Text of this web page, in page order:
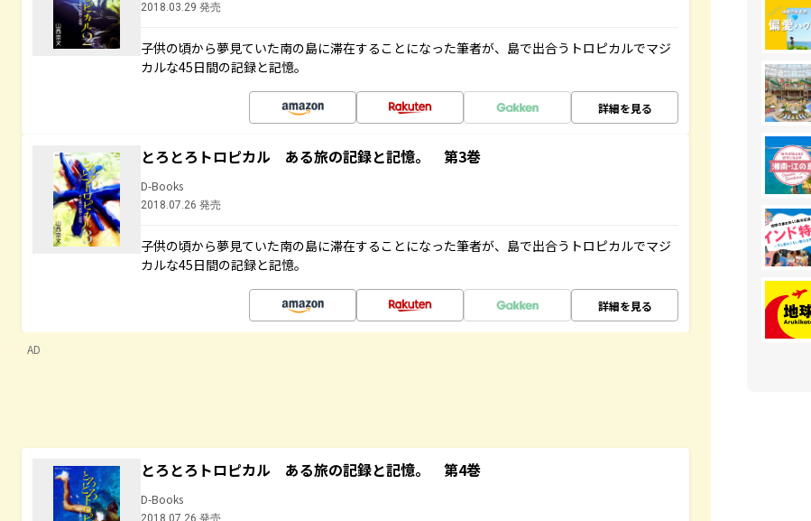
2018.03.29 発売
子供の頃から夢見ていた南の島に滞在することになった筆者が、島で出合うトロピカルでマジ
カルな45日間の記録と記憶。
詳細を見る
とろとろトロピカル ある旅の記録と記憶。 第3巻
D-Books
2018.07.26 発売
子供の頃から夢見ていた南の島に滞在することになった筆者が、島で出合うトロピカルでマジ
カルな45日間の記録と記憶。
詳細を見る
AD
とろとろトロピカル ある旅の記録と記憶。 第4巻
D-Books
2018.07.26 発売